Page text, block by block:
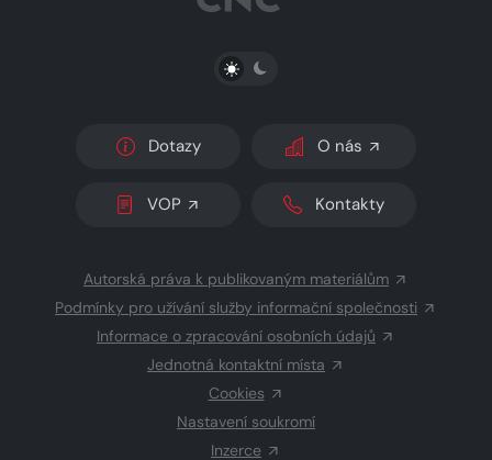
PŘEPNOUT SVĚTLÝ/TMAVÝ REŽIM
Dotazy O nás
VOP Kontakty
Autorská práva k publikovaným materiálům
Podmínky pro užívání služby informační společnosti
Informace o zpracování osobních údajů
Jednotná kontaktní místa
Cookies
Nastavení soukromí
Inzerce